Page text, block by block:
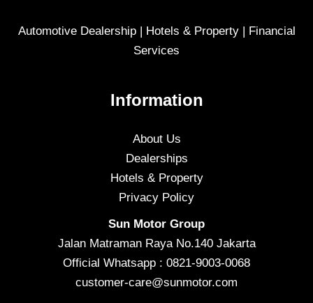
Automotive Dealership | Hotels & Property | Financial
Services
Information
About Us
Dealerships
Hotels & Property
Privacy Policy
Sun Motor Group
Jalan Matraman Raya No.140 Jakarta
Official Whatsapp : 0821-9003-0068
customer-care@sunmotor.com